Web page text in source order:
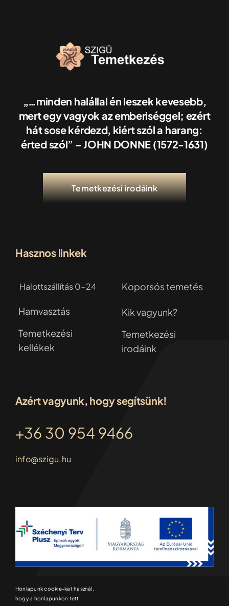
„…minden halállal én leszek kevesebb,
mert egy vagyok az emberiséggel; ezért
hát sose kérdezd, kiért szól a harang:
érted szól” – JOHN DONNE (1572-1631)
Temetkezési irodáink
Hasznos linkek
Halottszállítás 0-24
Hamvasztás
Temetkezési
kellékek
Koporsós temetés
Kik vagyunk?
Temetkezési
irodáink
Azért vagyunk, hogy segítsünk!
+36 30 954 9466
info@szigu.hu
Honlapunk cookie-kat használ,
hogy a honlapunkon tett